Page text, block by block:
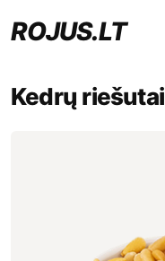
ROJUS.LT
Kedrų riešutai